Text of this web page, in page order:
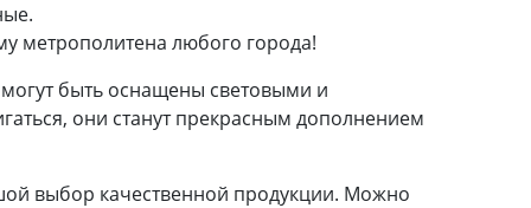
метрополитена любого города!
быть оснащены световыми и
они станут прекрасным дополнением
выбор качественной продукции. Можно